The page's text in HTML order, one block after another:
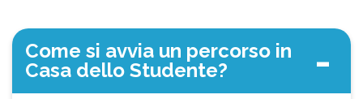
Come si avvia un percorso in
Casa dello Studente?